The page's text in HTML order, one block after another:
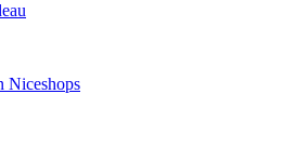
Niceshops